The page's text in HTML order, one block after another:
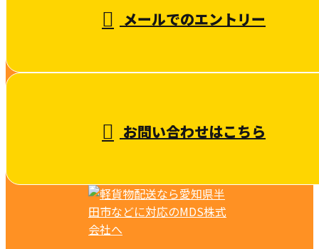
メールでのエントリー
お問い合わせはこちら